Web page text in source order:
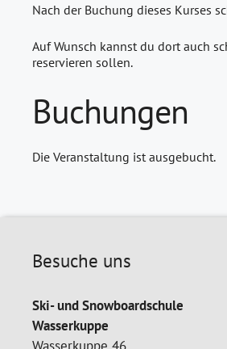
Nach der Buchung dieses Kurses
Auf Wunsch kannst du dort auch
reservieren sollen.
Buchungen
Die Veranstaltung ist ausgebucht.
Besuche uns
Ski- und Snowboardschule
Wasserkuppe